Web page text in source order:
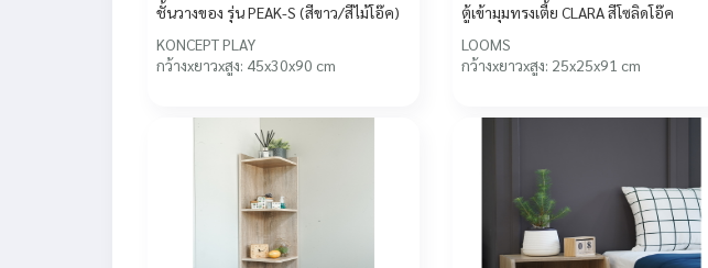
ชั้นวางของ รุ่น PEAK-S (สีขาว/สีไม้โอ๊ค)
KONCEPT PLAY
กว้างxยาวxสูง: 45x30x90 cm
ตู้เข้ามุมทรงเตี้ย CLARA สีโซลิดโอ๊ค
LOOMS
กว้างxยาวxสูง: 25x25x91 cm